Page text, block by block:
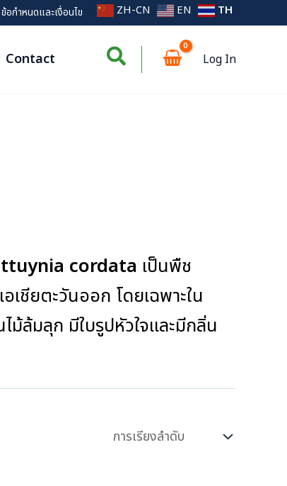
ข้อกำหนดและเงื่อนไข ZH-CN EN TH
Contact Log In
cordata เป็นพืช
เชียตะวันออก โดยเฉพาะใน
ล้มลุก มีใบรูปหัวใจและมีกลิ่น